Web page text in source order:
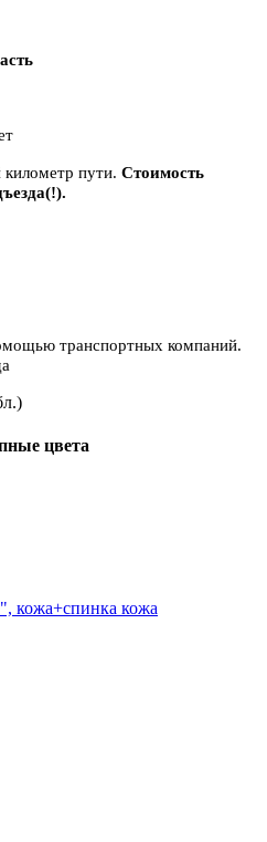
пути. Стоимость
транспортных компаний.
цвета
кожа+спинка кожа